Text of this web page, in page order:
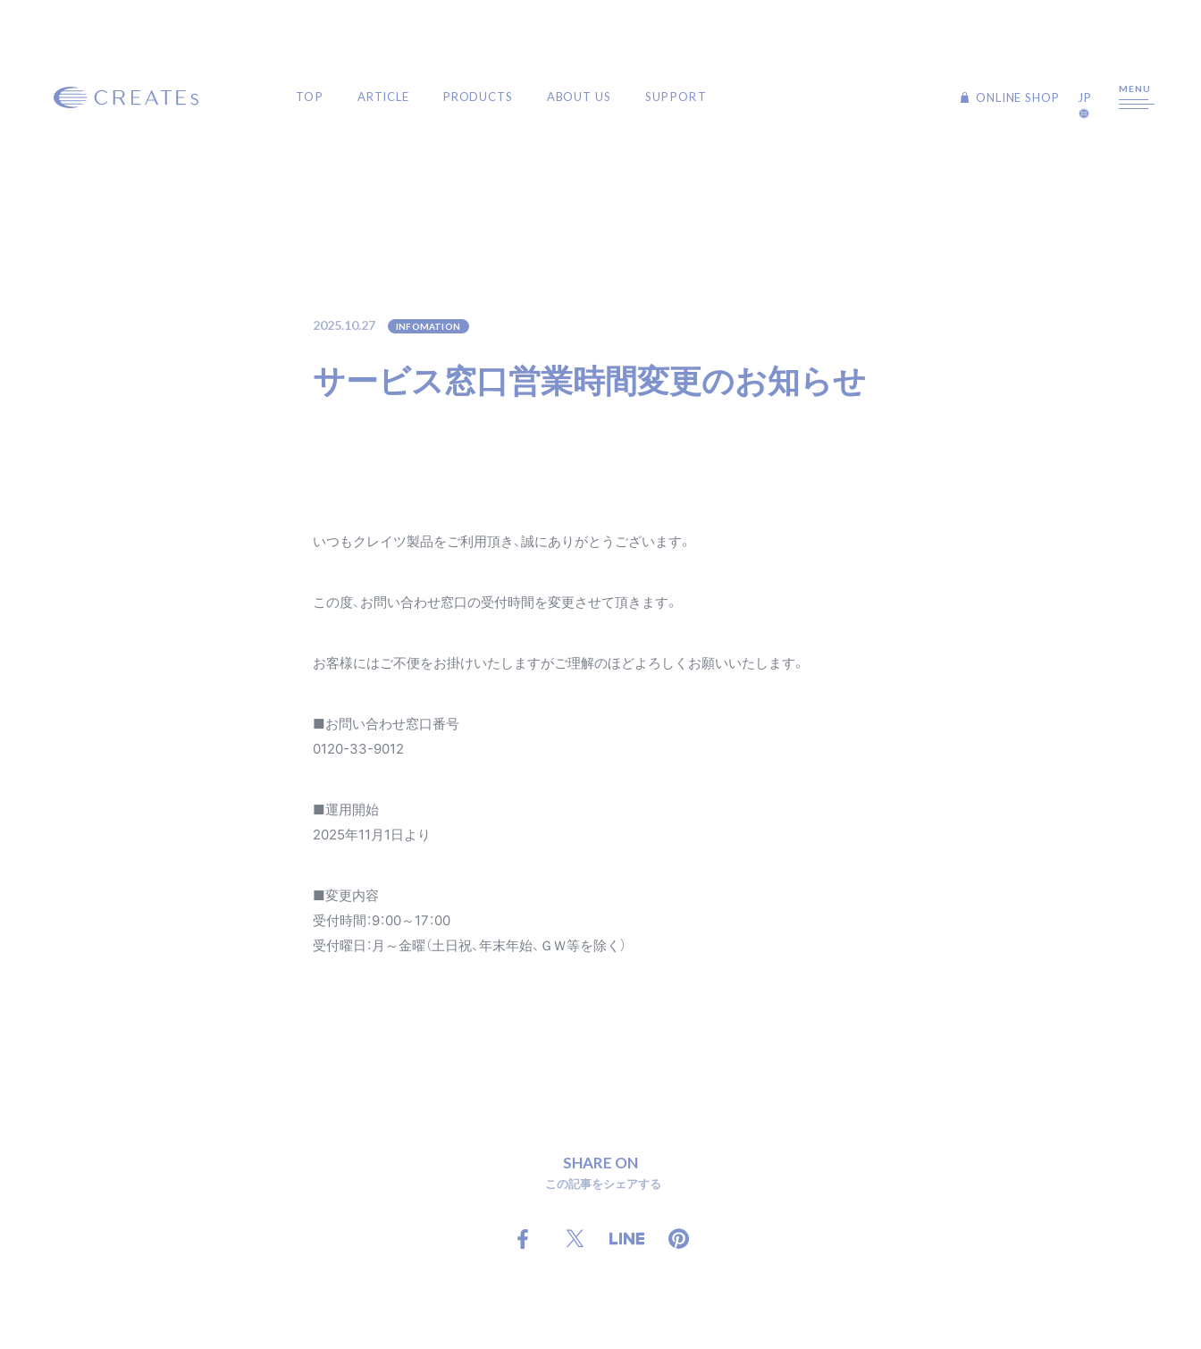
TOP ARTICLE PRODUCTS ABOUT US SUPPORT ONLINE SHOP JP
MENU
2025.10.27 INFOMATION
サービス窓口営業時間変更のお知らせ
いつもクレイツ製品をご利用頂き、誠にありがとうございます。
この度、お問い合わせ窓口の受付時間を変更させて頂きます。
お客様にはご不便をお掛けいたしますがご理解のほどよろしくお願いいたします。
■お問い合わせ窓口番号
0120-33-9012
■運用開始
2025年11月1日より
■変更内容
受付時間：9：00～17：00
受付曜日：月～金曜（土日祝、年末年始、ＧＷ等を除く）
SHARE ON
この記事をシェアする
ONLINE SHOP JP
#商品の選び方
#ヘアケア
#ボブヘア
#ショートヘア
ご自宅でのケア
修理依頼